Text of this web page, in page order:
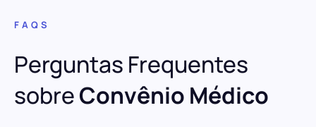
FAQS
Perguntas Frequentes
sobreConvênio Médico